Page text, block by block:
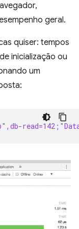
geral.
quiser: tempos
inicialização ou
um